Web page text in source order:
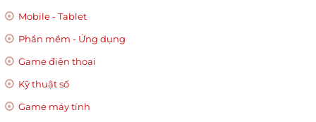
Mobile - Tablet
Phần mềm - Ứng dụng
Game điện thoại
Kỹ thuật số
Game máy tính